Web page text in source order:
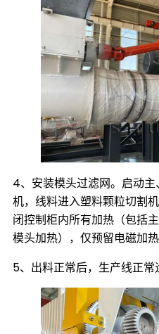
4、安装模头过滤网。启动
机，线料进入塑料颗粒切割
闭控制柜内所有加热（包括
模头加热），仅预留电磁加热
5、出料正常后，生产线正常